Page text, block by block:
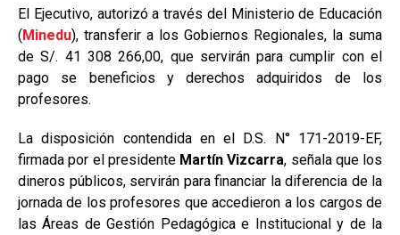
El Ejecutivo, autorizó a través del Ministerio de Educación
(Minedu), transferir a los Gobiernos Regionales, la suma
de S/. 41 308 266,00, que servirán para cumplir con el
pago se beneficios y derechos adquiridos de los
profesores.
La disposición contendida en el D.S. N° 171-2019-EF,
firmada por el presidente Martín Vizcarra, señala que los
dineros públicos, servirán para financiar la diferencia de la
jornada de los profesores que accedieron a los cargos de
las Áreas de Gestión Pedagógica e Institucional y de la